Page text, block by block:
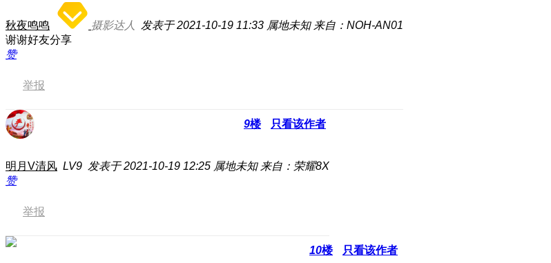
秋夜鸣鸣 摄影达人 发表于 2021-10-19 11:33 属地未知 来自：NOH-AN01
谢谢好友分享
赞
举报
9楼 只看该作者
明月V清风 LV9 发表于 2021-10-19 12:25 属地未知 来自：荣耀8X
赞
举报
10楼 只看该作者